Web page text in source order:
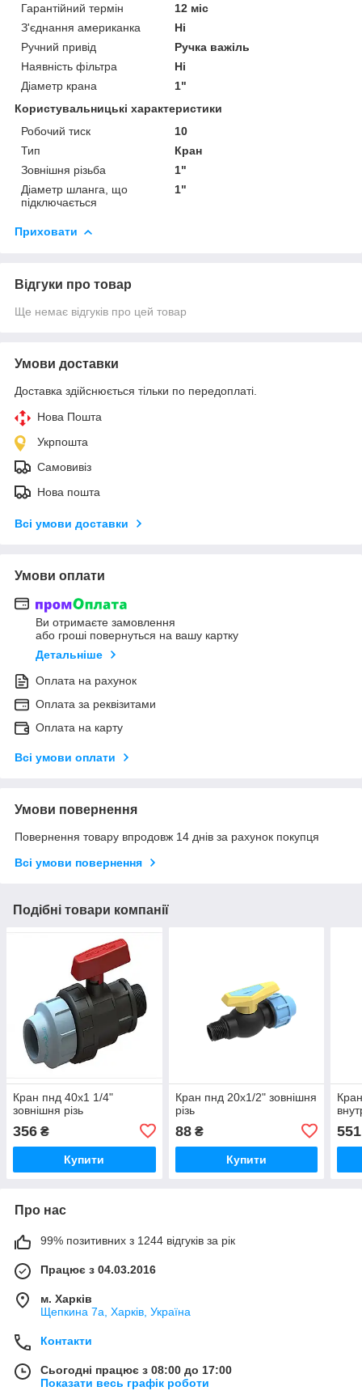
Гарантійний термін
12 міс
З'єднання американка
Ні
Ручний привід
Ручка важіль
Наявність фільтра
Ні
Діаметр крана
1"
Користувальницькі характеристики
Робочий тиск
10
Тип
Кран
Зовнішня різьба
1"
Діаметр шланга, що
підключається
1"
Приховати
Відгуки про товар
Ще немає відгуків про цей товар
Умови доставки
Доставка здійснюється тільки по передоплаті.
Нова Пошта
Укрпошта
Самовивіз
Нова пошта
Всі умови доставки
Умови оплати
Ви отримаєте замовлення
або гроші повернуться на вашу картку
Детальніше
Оплата на рахунок
Оплата за реквізитами
Оплата на карту
Всі умови оплати
Умови повернення
Повернення товару впродовж 14 днів за рахунок покупця
Всі умови повернення
Подібні товари компанії
Кран пнд 40х1 1/4"
зовнішня різь
356 ₴
Купити
Кран пнд 20х1/2" зовнішня
різь
88₴
Купити
551
Про нас
99% позитивних з 1244 відгуків за рік
Працює з 04.03.2016
м. Харків
Щепкина 7а, Харків, Україна
Контакти
Сьогодні працює з 08:00 до 17:00
Показати весь графік роботи